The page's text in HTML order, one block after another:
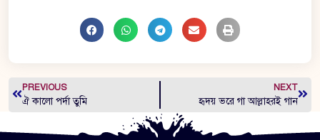
PREVIOUS
ঐ কালো পর্দা তুমি
NEXT
হৃদয় ভরে গা আল্লাহরই গান